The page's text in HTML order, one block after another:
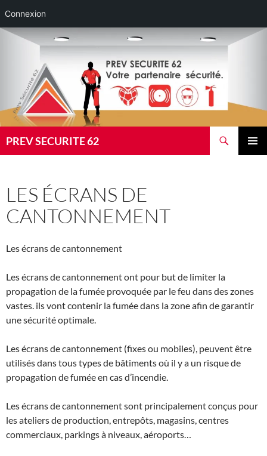
Connexion
Aller
PREV SECURITE 62
LES ÉCRANS DE
CANTONNEMENT
Les écrans de cantonnement
Les écrans de cantonnement ont pour but de limiter la
propagation de la fumée provoquée par le feu dans des zones
vastes. ils vont contenir la fumée dans la zone afin de garantir
une sécurité optimale.
Les écrans de cantonnement (fixes ou mobiles), peuvent être
utilisés dans tous types de bâtiments où il y a un risque de
propagation de fumée en cas d’incendie.
Les écrans de cantonnement sont principalement conçus pour
les ateliers de production, entrepôts, magasins, centres
commerciaux, parkings à niveaux, aéroports…